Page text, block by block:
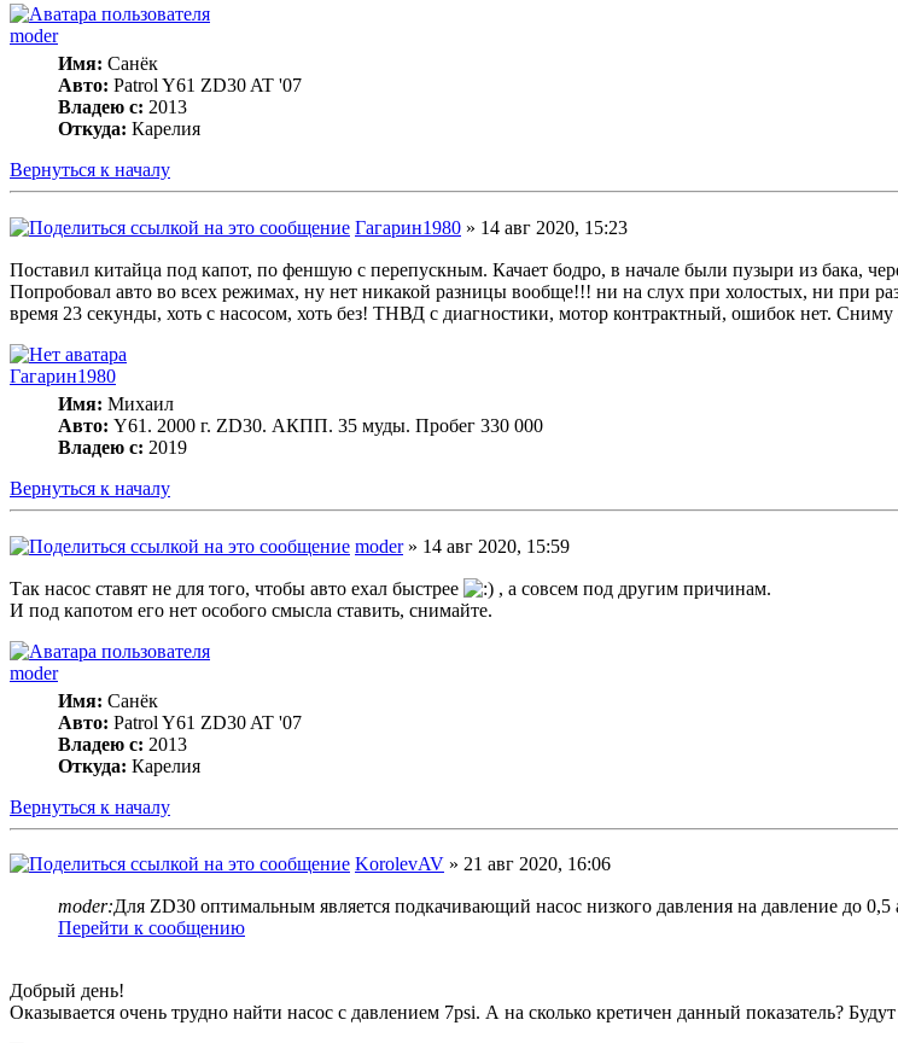
moder
Имя: Санёк
Авто: Patrol Y61 ZD30 AT '07
Владею с: 2013
Откуда: Карелия
Вернуться к началу
Гагарин1980 » 14 авг 2020, 15:23
Поставил китайца под капот, по феншую с перепускным. Качает бодро, в начале были пузыри из бака,
Попробовал авто во всех режимах, ну нет никакой разницы вообще!!! ни на слух при холостых, ни при
время 23 секунды, хоть с насосом, хоть без! ТНВД с диагностики, мотор контрактный, ошибок нет. Сниму
Гагарин1980
Имя: Михаил
Авто: Y61. 2000 г. ZD30. АКПП. 35 муды. Пробег 330 000
Владею с: 2019
Вернуться к началу
moder» 14 авг 2020, 15:59
Так насос ставят не для того, чтобы авто ехал быстрее
, а совсем под другим причинам.
И под капотом его нет особого смысла ставить, снимайте.
moder
Имя: Санёк
Авто: Patrol Y61 ZD30 AT '07
Владею с: 2013
Откуда: Карелия
Вернуться к началу
KorolevAV » 21 авг 2020, 16:06
moder:Для ZD30 оптимальным является подкачивающий насос низкого давления на давление до
Перейти к сообщению
Добрый день!
Оказывается очень трудно найти насос с давлением 7psi. А на сколько кретичен данный показатель?